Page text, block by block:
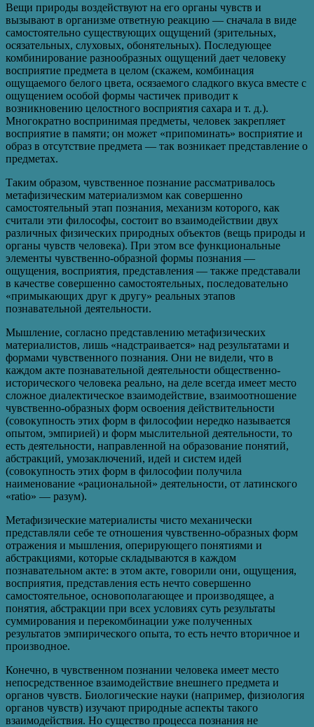
Вещи природы воздействуют на его органы чувств и
вызывают в организме ответную реакцию — сначала в виде
самостоятельно существующих ощущений (зрительных,
осязательных, слуховых, обонятельных). Последующее
комбинирование разнообразных ощущений дает человеку
восприятие предмета в целом (скажем, комбинация
ощущаемого белого цвета, осязаемого сладкого вкуса вместе с
ощущением особой формы частичек приводит к
возникновению целостного восприятия сахара и т. д.).
Многократно воспринимая предметы, человек закрепляет
восприятие в памяти; он может «припоминать» восприятие и
образ в отсутствие предмета — так возникает представление о
предметах.
Таким образом, чувственное познание рассматривалось
метафизическим материализмом как совершенно
самостоятельный этап познания, механизм которого, как
считали эти философы, состоит во взаимодействии двух
различных физических природных объектов (вещь природы и
органы чувств человека). При этом все функциональные
элементы чувственно-образной формы познания —
ощущения, восприятия, представления — также представали
в качестве совершенно самостоятельных, последовательно
«примыкающих друг к другу» реальных этапов
познавательной деятельности.
Мышление, согласно представлению метафизических
материалистов, лишь «надстраивается» над результатами и
формами чувственного познания. Они не видели, что в
каждом акте познавательной деятельности общественно-
исторического человека реально, на деле всегда имеет место
сложное диалектическое взаимодействие, взаимоотношение
чувственно-образных форм освоения действительности
(совокупность этих форм в философии нередко называется
опытом, эмпирией) и форм мыслительной деятельности, то
есть деятельности, направленной на образование понятий,
абстракций, умозаключений, идей и систем идей
(совокупность этих форм в философии получила
наименование «рациональной» деятельности, от латинского
«ratio» — разум).
Метафизические материалисты чисто механически
представляли себе те отношения чувственно-образных форм
отражения и мышления, оперирующего понятиями и
абстракциями, которые складываются в каждом
познавательном акте: в этом акте, говорили они, ощущения,
восприятия, представления есть нечто совершенно
самостоятельное, основополагающее и производящее, а
понятия, абстракции при всех условиях суть результаты
суммирования и перекомбинации уже полученных
результатов эмпирического опыта, то есть нечто вторичное и
производное.
Конечно, в чувственном познании человека имеет место
непосредственное взаимодействие внешнего предмета и
органов чувств. Биологические науки (например, физиология
органов чувств) изучают природные аспекты такого
взаимодействия. Но существо процесса познания не